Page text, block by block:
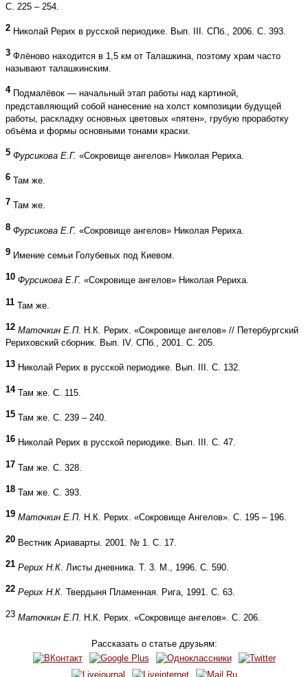
С. 225 – 254.
2 Николай Рерих в русской периодике. Вып. III. СПб., 2006. С. 393.
3 Флёново находится в 1,5 км от Талашкина, поэтому храм часто
называют талашкинским.
4Подмалёвок — начальный этап работы над картиной,
представляющий собой нанесение на холст композиции будущей
работы, раскладку основных цветовых «пятен», грубую проработку
объёма и формы основными тонами краски.
5 Фурсикова Е.Г. «Сокровище ангелов» Николая Рериха.
6 Там же.
7 Там же.
8 Фурсикова Е.Г. «Сокровище ангелов» Николая Рериха.
9 Имение семьи Голубевых под Киевом.
10 Фурсикова Е.Г. «Сокровище ангелов» Николая Рериха.
11 Там же.
12 Маточкин Е.П. Н.К. Рерих. «Сокровище ангелов» // Петербургский
Рериховский сборник. Вып. IV. СПб., 2001. С. 205.
13 Николай Рерих в русской периодике. Вып. III. С. 132.
14Там же. С. 115.
15 Там же. С. 239 – 240.
16 Николай Рерих в русской периодике. Вып. III. С. 47.
17 Там же. С. 328.
18 Там же. С. 393.
19 Маточкин Е.П. Н.К. Рерих. «Сокровище Ангелов». С. 195 – 196.
20 Вестник Ариаварты. 2001. № 1. С. 17.
21 Рерих Н.К. Листы дневника. Т. 3. М., 1996. С. 590.
22 Рерих Н.К. Твердыня Пламенная. Рига, 1991. С. 63.
23 Маточкин Е.П. Н.К. Рерих. «Сокровище ангелов». С. 206.
Рассказать о статье друзьям: